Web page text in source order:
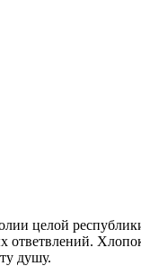
целой
душу.